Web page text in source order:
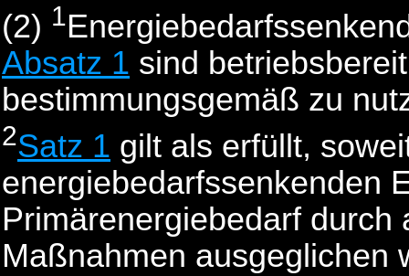
(2) 1
Absatz 1 sind
bestimmungsgemäß zu
2Satz 1 gilt als erfüllt,
energiebedarfssenkenden
Primärenergiebedarf
Maßnahmen ausgeglichen